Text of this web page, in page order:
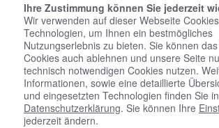
Ihre Zustimmung können Sie jederzeit
Wir verwenden auf dieser Webseite
Technologien, um Ihnen ein bestmögliches
Nutzungserlebnis zu bieten. Sie können
Cookies auch ablehnen und unsere Seite
technisch notwendigen Cookies nutzen.
Informationen, sowie eine detaillierte
und eingesetzten Technologien finden Sie
Datenschutzerklärung. Sie können Ihre
jederzeit ändern.